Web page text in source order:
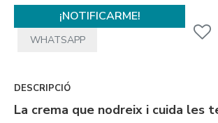
¡NOTIFICARME!
WHATSAPP
DESCRIPCIÓ
La crema que nodreix i cuida les